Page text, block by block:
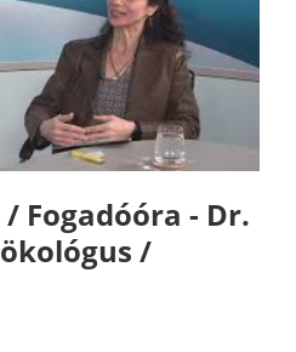
Fogadóóra - Dr.
/